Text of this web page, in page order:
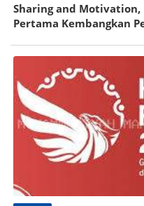
Sharing and
Pertama Kembangkan